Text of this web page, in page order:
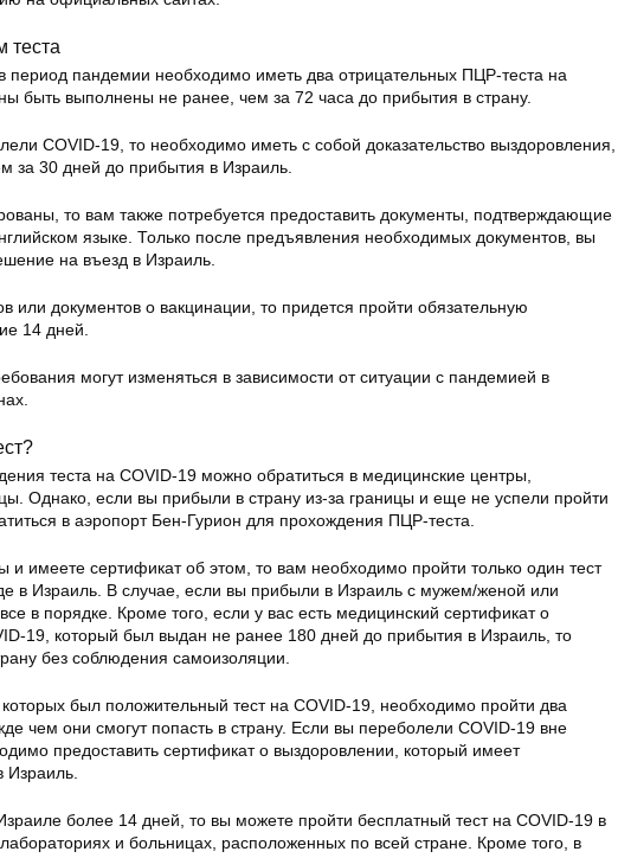
теста
период пандемии необходимо иметь два отрицательных ПЦР-теста на
быть выполнены не ранее, чем за 72 часа до прибытия в страну.
COVID-19, то необходимо иметь с собой доказательство выздоровления,
за 30 дней до прибытия в Израиль.
то вам также потребуется предоставить документы, подтверждающие
языке. Только после предъявления необходимых документов, вы
на въезд в Израиль.
или документов о вакцинации, то придется пройти обязательную
14 дней.
могут изменяться в зависимости от ситуации с пандемией в
теста на COVID-19 можно обратиться в медицинские центры,
Однако, если вы прибыли в страну из-за границы и еще не успели пройти
в аэропорт Бен-Гурион для прохождения ПЦР-теста.
и имеете сертификат об этом, то вам необходимо пройти только один тест
в Израиль. В случае, если вы прибыли в Израиль с мужем/женой или
в порядке. Кроме того, если у вас есть медицинский сертификат о
19, который был выдан не ранее 180 дней до прибытия в Израиль, то
без соблюдения самоизоляции.
был положительный тест на COVID-19, необходимо пройти два
чем они смогут попасть в страну. Если вы переболели COVID-19 вне
предоставить сертификат о выздоровлении, который имеет
Израиль.
более 14 дней, то вы можете пройти бесплатный тест на COVID-19 в
и больницах, расположенных по всей стране. Кроме того, в